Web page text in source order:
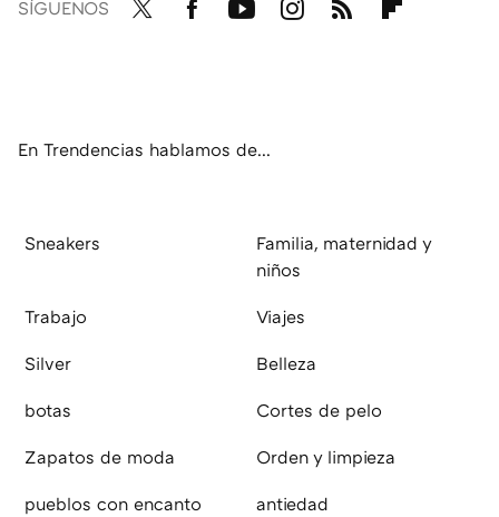
SÍGUENOS
En Trendencias hablamos de...
Sneakers
Familia, maternidad y
niños
Trabajo Viajes
Silver Belleza
botas Cortes de pelo
Zapatos de moda Orden y limpieza
pueblos con encanto antiedad